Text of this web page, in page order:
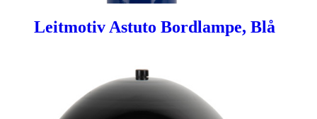
Leitmotiv Astuto Bordlampe, Blå